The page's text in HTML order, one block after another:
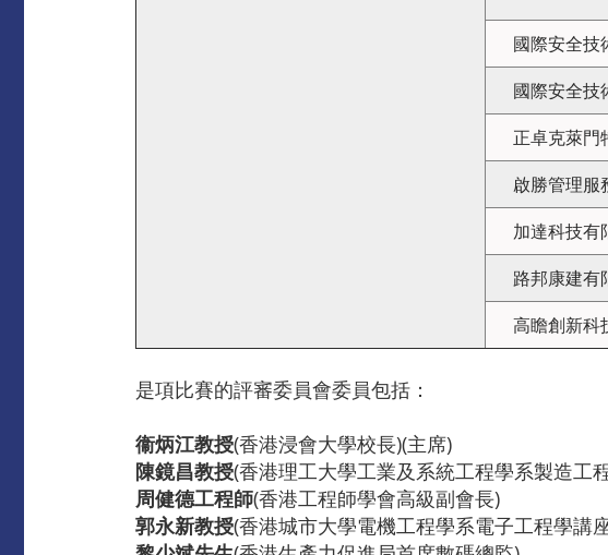
國際安全技
國際安全技
正卓克萊門
啟勝管理服
加達科技有
路邦康建有
高瞻創新科
是項比賽的評審委員會委員包括：
衞炳江教授(香港浸會大學校長)(主席)
陳鏡昌教授(香港理工大學工業及系統工程學系製造工
周健德工程師(香港工程師學會高級副會長)
郭永新教授(香港城市大學電機工程學系電子工程學講